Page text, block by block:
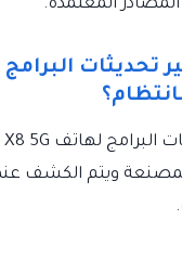
تحديثات
ويتم الكشف